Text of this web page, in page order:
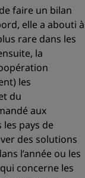
faire un bilan
elle a abouti à
rare dans les
la
les
du
aux
pays de
des solutions
l’année ou les
concerne les